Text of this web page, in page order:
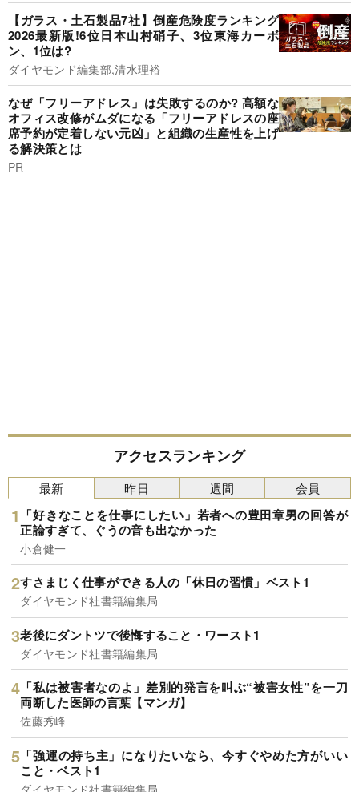
【ガラス・土石製品7社】倒産危険度ランキング
2026最新版!6位日本山村硝子、3位東海カーボ
ン、1位は?
ダイヤモンド編集部,清水理裕
なぜ「フリーアドレス」は失敗するのか? 高額な
オフィス改修がムダになる「フリーアドレスの座
席予約が定着しない元凶」と組織の生産性を上げ
る解決策とは
PR
アクセスランキング
最新
「好きなことを仕事にしたい」若者への豊田章男の回答が
正論すぎて、ぐうの音も出なかった
小倉健一
すさまじく仕事ができる人の「休日の習慣」ベスト1
ダイヤモンド社書籍編集局
老後にダントツで後悔すること・ワースト1
ダイヤモンド社書籍編集局
「私は被害者なのよ」差別的発言を叫ぶ“被害女性”を一刀
両断した医師の言葉【マンガ】
佐藤秀峰
「強運の持ち主」になりたいなら、今すぐやめた方がいい
こと・ベスト1
ダイヤモンド社書籍編集局
昨日 週間 会員